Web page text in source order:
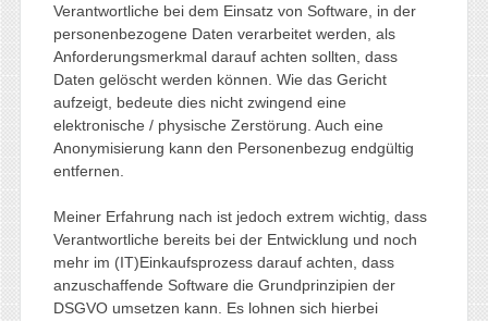
Verantwortliche bei dem Einsatz von Software, in der
personenbezogene Daten verarbeitet werden, als
Anforderungsmerkmal darauf achten sollten, dass
Daten gelöscht werden können. Wie das Gericht
aufzeigt, bedeute dies nicht zwingend eine
elektronische / physische Zerstörung. Auch eine
Anonymisierung kann den Personenbezug endgültig
entfernen.
Meiner Erfahrung nach ist jedoch extrem wichtig, dass
Verantwortliche bereits bei der Entwicklung und noch
mehr im (IT)Einkaufsprozess darauf achten, dass
anzuschaffende Software die Grundprinzipien der
DSGVO umsetzen kann. Es lohnen sich hierbei